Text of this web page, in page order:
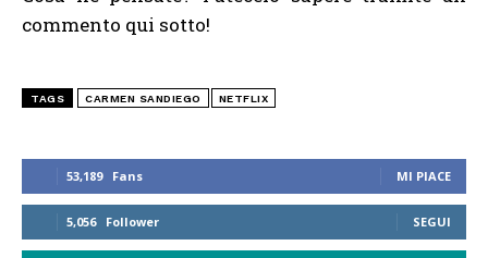
53,189 Fans MI PIACE
5,056 Follower SEGUI
commento qui sotto!
TAGS CARMEN SANDIEGO NETFLIX